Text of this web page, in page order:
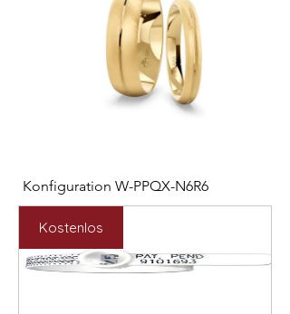
Konfiguration W-PPQX-N6R6
Preis
2.127,00 €
Preis
Kostenlos